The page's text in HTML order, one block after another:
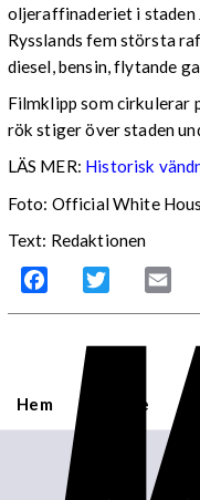
oljeraffinaderiet i
Rysslands fem största
diesel, bensin, flytande
Filmklipp som cirkulerar
rök stiger över staden
LÄS MER: Historisk
Foto: Official White
Text: Redaktionen
Facebook Twitter
Hem Sverige